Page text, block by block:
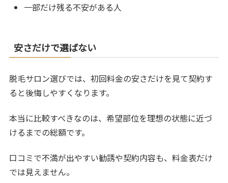
一部だけ残る不安がある人
安さだけで選ばない
脱毛サロン選びでは、初回料金の安さだけを見て契約す
ると後悔しやすくなります。
本当に比較すべきなのは、希望部位を理想の状態に近づ
けるまでの総額です。
口コミで不満が出やすい勧誘や契約内容も、料金表だけ
では見えません。